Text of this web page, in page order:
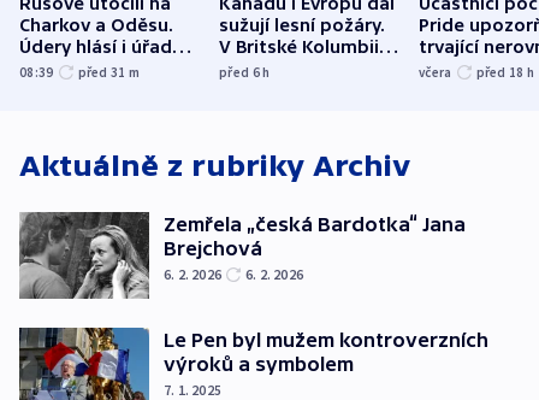
Charkov a Oděsu.
Údery hlásí i úřady v
Bělgorodu
08:39 před 31 m
sužují lesní požáry.
V Britské Kolumbii
evakuovali tisíce lidí
před 6h
Pride
trvající
včera před 18 h
Aktuálně z rubriky Archiv
Zemřela „česká Bardotka“ Jana
Brejchová
6. 2. 2026 6. 2. 2026
Le Pen byl mužem kontroverzních
výroků a symbolem
7. 1. 2025